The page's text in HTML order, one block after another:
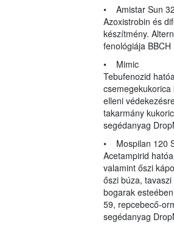
• Amistar Sun
Azoxistrobin és
készítmény.
fenológiája
• Mimic
Tebufenozid
elleni
takarmány
segédanyag
• Mospilan 120
Acetampirid
valamint őszi
őszi búza,
bogarak
59, repcebecő-
segédanyag